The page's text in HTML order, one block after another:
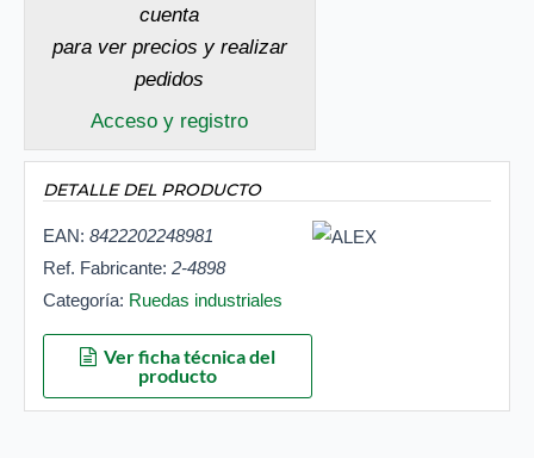
cuenta
para ver precios y realizar
pedidos
Acceso y registro
DETALLE DEL PRODUCTO
EAN: 8422202248981
Ref. Fabricante: 2-4898
Categoría: Ruedas industriales
Ver ficha técnica del
producto